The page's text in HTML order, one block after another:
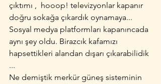
çıktımı ,  hooop! televizyonlar kapanır
doğru sokağa çıkardık oynamaya...
Sosyal medya platformları kapanıncada
aynı şey oldu. Birazcık kafamızı
hapsettikleri alandan dışarı çıkarabilidik
...
Ne demiştik merkür güneş sisteminin